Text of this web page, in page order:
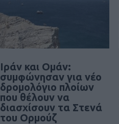
Ιράν και Ομάν:
συμφώνησαν για νέο
δρομολόγιο πλοίων
που θέλουν να
διασχίσουν τα Στενά
του Ορμούζ